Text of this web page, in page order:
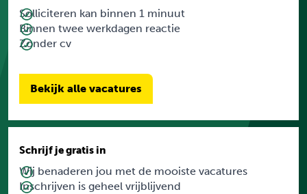
Solliciteren kan binnen 1 minuut
Binnen twee werkdagen reactie
Zonder cv
Bekijk alle vacatures
Schrijf je gratis in
Wij benaderen jou met de mooiste vacatures
Inschrijven is geheel vrijblijvend